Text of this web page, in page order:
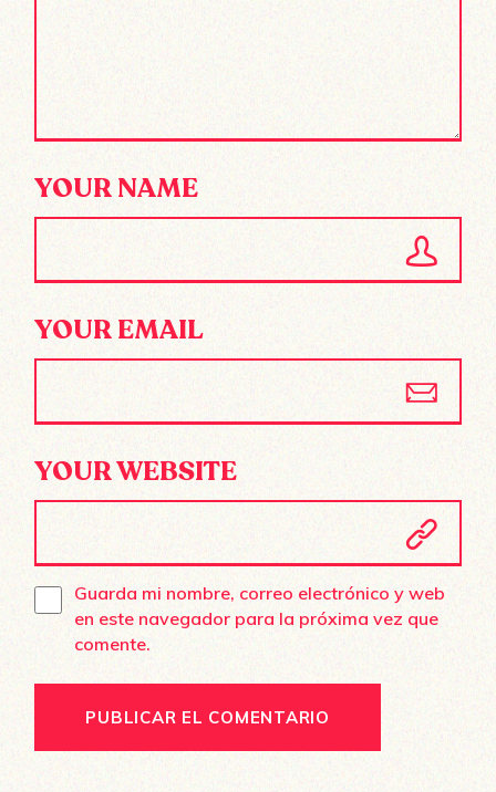
YOUR NAME
YOUR EMAIL
YOUR WEBSITE
Guarda mi nombre, correo electrónico y web
en este navegador para la próxima vez que
comente.
PUBLICAR EL COMENTARIO